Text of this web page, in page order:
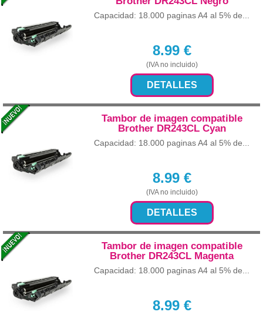
Capacidad: 18.000 paginas A4 al 5% de...
8.99€
(IVA no incluido)
DETALLES
Tambor de imagen compatible
Brother DR243CL Cyan
Capacidad: 18.000 paginas A4 al 5% de...
8.99€
(IVA no incluido)
DETALLES
Tambor de imagen compatible
Brother DR243CL Magenta
Capacidad: 18.000 paginas A4 al 5% de...
8.99€